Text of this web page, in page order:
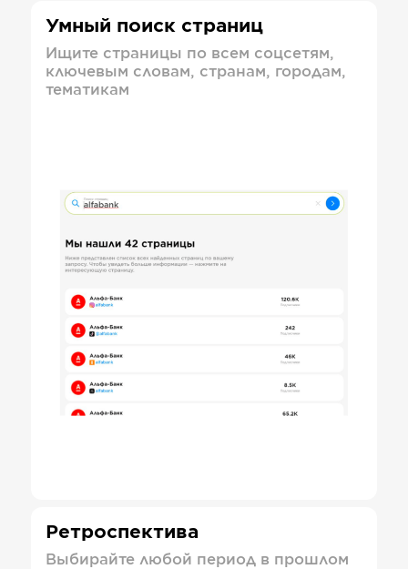
Умный поиск страниц
Ищите страницы по всем соцсетям,
ключевым словам, странам, городам,
тематикам
Ретроспектива
Выбирайте любой период в прошлом